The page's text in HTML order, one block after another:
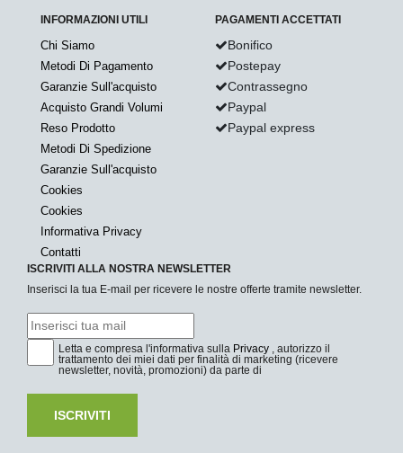
INFORMAZIONI UTILI
Chi Siamo
Metodi Di Pagamento
Garanzie Sull'acquisto
Acquisto Grandi Volumi
Reso Prodotto
Metodi Di Spedizione
Garanzie Sull'acquisto
Cookies
Cookies
Informativa Privacy
Contatti
PAGAMENTI ACCETTATI
Bonifico
Postepay
Contrassegno
Paypal
Paypal express
ISCRIVITI ALLA NOSTRA NEWSLETTER
Inserisci la tua E-mail per ricevere le nostre offerte tramite newsletter.
Letta e compresa l'informativa sulla Privacy , autorizzo il
trattamento dei miei dati per finalità di marketing (ricevere
newsletter, novità, promozioni) da parte di
ISCRIVITI